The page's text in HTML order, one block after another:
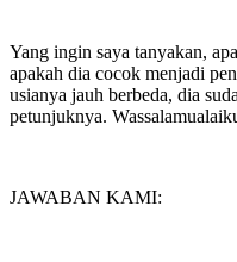
Yang ingin saya tanyakan,
apakah dia cocok menjadi
usianya jauh berbeda, dia
petunjuknya.
JAWABAN KAMI: